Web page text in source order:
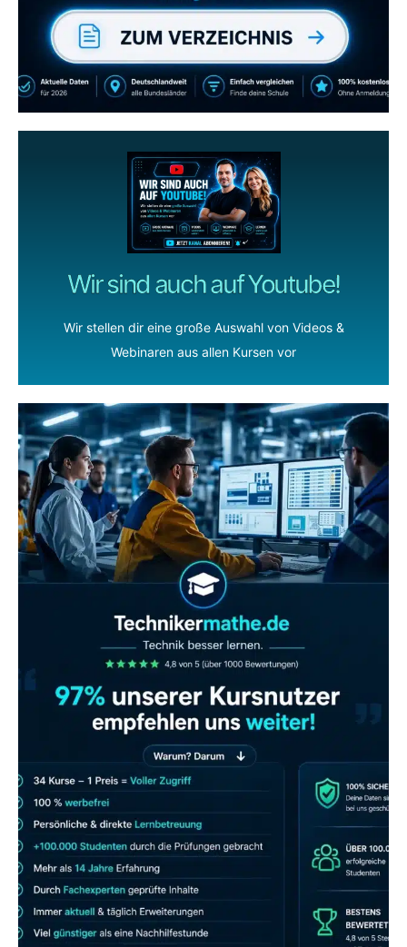
Wir sind auch auf Youtube!
Wir stellen dir eine große Auswahl von Videos &
Webinaren aus allen Kursen vor
wenn dir unsere Videos gefallen!
ZUM YOUTUBE KANAL